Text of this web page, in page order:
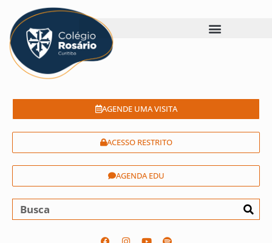
AGENDE UMA VISITA
ACESSO RESTRITO
AGENDA EDU